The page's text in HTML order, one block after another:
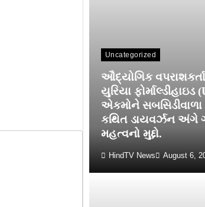
Uncategorized
ઔદ્યોગિક
યુરિયા
એકમોને સબસિડીવાળા
કથિત ડાયવર્ઝન અંગે
મહત્વનો મુદ્દો.
HindTV News August 6,